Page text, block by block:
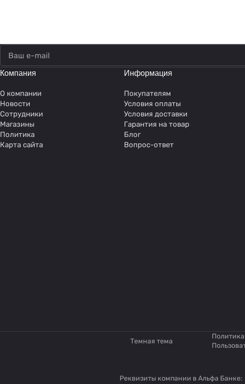
Компания
О компании
Новости
Сотрудники
Магазины
Политика
Карта сайта
Информация
Покупателям
Условия оплаты
Условия доставки
Гарантия на товар
Блог
Вопрос-ответ
Темная тема
Реквизиты компании в Альфа Банке: